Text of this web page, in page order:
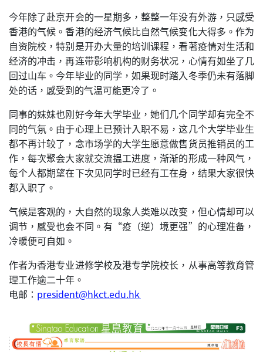
今年除了赴京开会的一星期多，整整一年没有外游，只感受
香港的气候。香港的经济气候比自然气候变化大得多。作为
自资院校，特别是开办大量的培训课程，看著疫情对生活和
经济的冲击，再连带影响机构的财务状况，心情有如坐了几
回过山车。今年毕业的同学，如果现时踏入冬季仍未有落脚
处的话，感受到的气温可能更冷了。
同事的妹妹也刚好今年大学毕业，她们几个同学却有完全不
同的气氛。由于心理上已预计入职不易，这几个大学毕业生
都不再计较了，念市场学的大学生愿意做售货员推销员的工
作，每次聚会大家就交流揾工进度，渐渐的形成一种风气，
每个人都期望在下次见同学时已经有工在身，结果大家很快
都入职了。
气候是客观的，大自然的现象人类难以改变，但心情却可以
调节，感受也会不同。有“疫（逆）境更强”的心理准备，
冷暖便可自如。
作者为香港专业进修学校及港专学院校长，从事高等教育管
理工作逾二十年。
电邮： president@hkct.edu.hk